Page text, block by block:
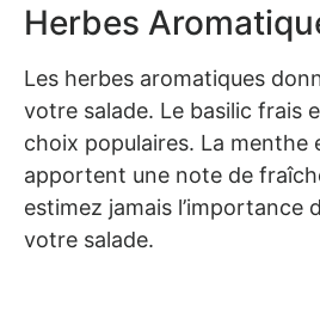
Herbes
Les herbes aromatiques
votre salade. Le basilic frais
choix populaires. La menthe
apportent une note de
estimez jamais l’importance
votre salade.